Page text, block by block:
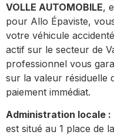
VOLLE AUTOMOBILE,
pour Allo Épaviste,
votre véhicule
actif sur le secteur de
professionnel vous
sur la valeur résiduelle
paiement immédiat.
Administration locale :
est situé au 1 place de